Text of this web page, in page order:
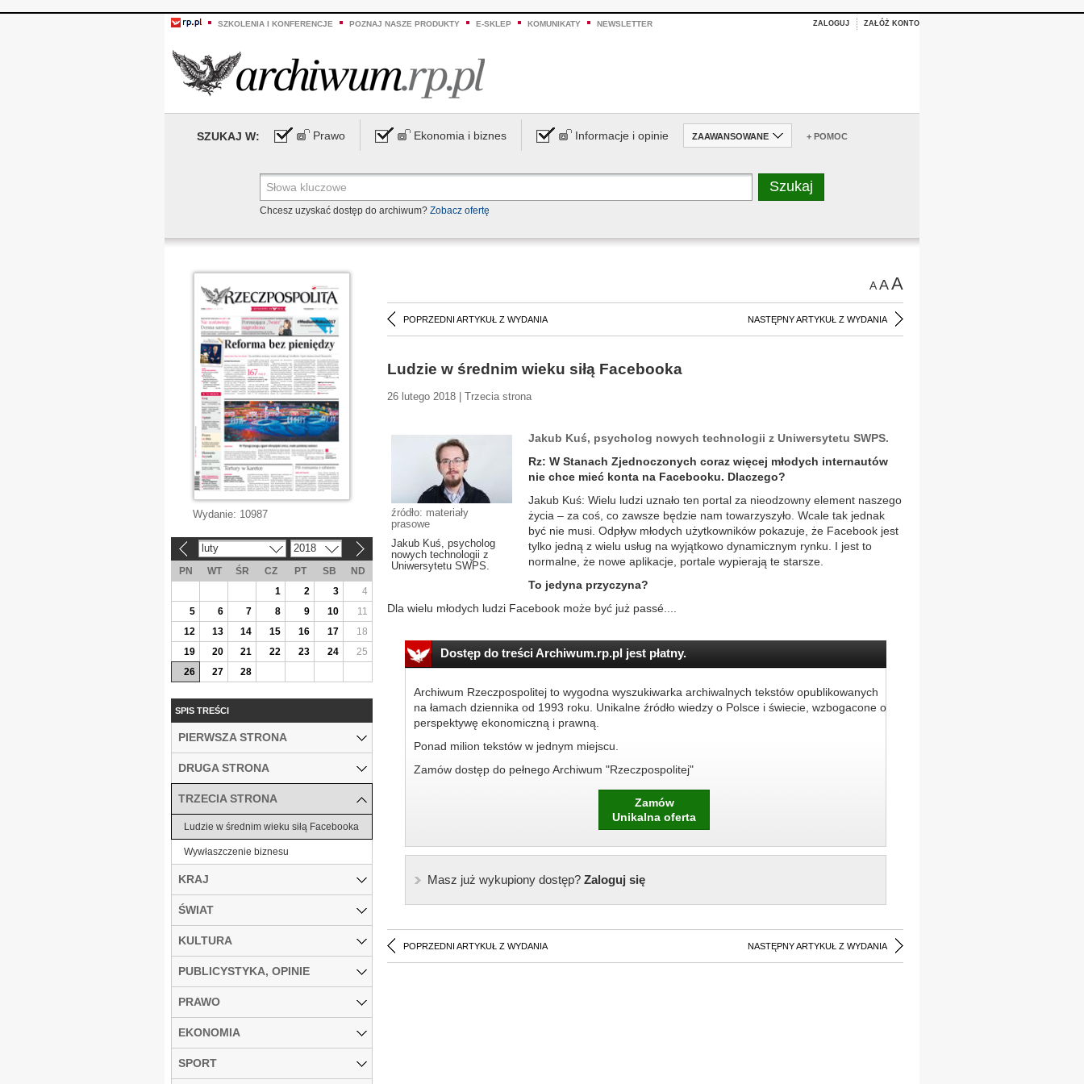
SZKOLENIA I KONFERENCJE POZNAJ NASZE PRODUKTY E-SKLEP KOMUNIKATY NEWSLETTER ZALOGUJ ZAŁÓŻ KONTO
SZUKAJ W: Prawo Ekonomia i biznes Informacje i opinie ZAAWANSOWANE + POMOC
Chcesz uzyskać dostęp do archiwum? Zobacz ofertę
AAA
POPRZEDNI ARTYKUŁ Z WYDANIA NASTĘPNY ARTYKUŁ Z WYDANIA
Ludzie w średnim wieku siłą Facebooka
26 lutego 2018 | Trzecia strona
źródło: materiały
prasowe
Jakub Kuś, psycholog
nowych technologii z
Uniwersytetu SWPS.
Jakub Kuś, psycholog nowych technologii z Uniwersytetu SWPS.
Rz: W Stanach Zjednoczonych coraz więcej młodych internautów
nie chce mieć konta na Facebooku. Dlaczego?
Jakub Kuś: Wielu ludzi uznało ten portal za nieodzowny element naszego
życia – za coś, co zawsze będzie nam towarzyszyło. Wcale tak jednak
być nie musi. Odpływ młodych użytkowników pokazuje, że Facebook jest
tylko jedną z wielu usług na wyjątkowo dynamicznym rynku. I jest to
normalne, że nowe aplikacje, portale wypierają te starsze.
To jedyna przyczyna?
Dla wielu młodych ludzi Facebook może być już passé....
Dostęp do treści Archiwum.rp.pl jest płatny.
Archiwum Rzeczpospolitej to wygodna wyszukiwarka archiwalnych tekstów opublikowanych
na łamach dziennika od 1993 roku. Unikalne źródło wiedzy o Polsce i świecie, wzbogacone o
perspektywę ekonomiczną i prawną.
Ponad milion tekstów w jednym miejscu.
Zamów dostęp do pełnego Archiwum "Rzeczpospolitej"
Zamów
Unikalna oferta
Masz już wykupiony dostęp?Zaloguj się
POPRZEDNI ARTYKUŁ Z WYDANIA NASTĘPNY ARTYKUŁ Z WYDANIA
Wydanie: 10987
luty 2018
PN WT ŚR CZ PT SB
ND
1
2 3
4
5
6 7 8 9 10
11
12
13 14 15 16 17
18
19
20 21 22 23 24
25
26
27 28
SPIS TREŚCI
PIERWSZA STRONA
DRUGA STRONA
TRZECIA STRONA
Ludzie w średnim wieku siłą Facebooka
Wywłaszczenie biznesu
KRAJ
ŚWIAT
KULTURA
PUBLICYSTYKA, OPINIE
PRAWO
EKONOMIA
SPORT